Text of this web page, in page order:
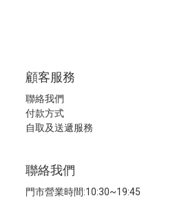
顧客服務
聯絡我們
付款方式
自取及送遞服務
聯絡我們
門市營業時間:10:30~19:45